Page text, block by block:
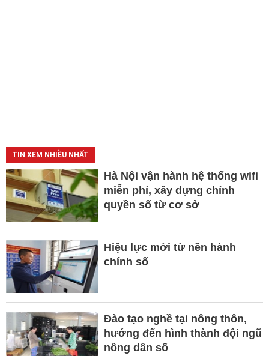
TIN XEM NHIỀU NHẤT
Hà Nội vận hành hệ thống wifi
miễn phí, xây dựng chính
quyền số từ cơ sở
Hiệu lực mới từ nền hành
chính số
Đào tạo nghề tại nông thôn,
hướng đến hình thành đội ngũ
nông dân số